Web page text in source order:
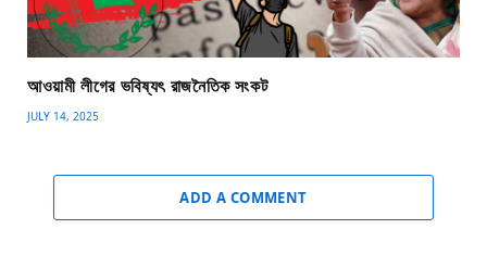
আওয়ামী লীগের ভবিষ্যৎ রাজনৈতিক সংকট
JULY 14, 2025
ADD A COMMENT